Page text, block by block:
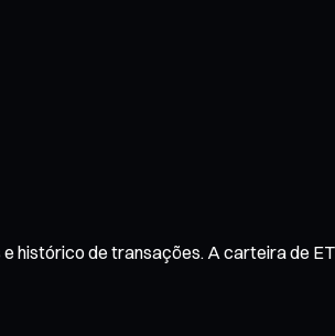
histórico de transações. A carteira de